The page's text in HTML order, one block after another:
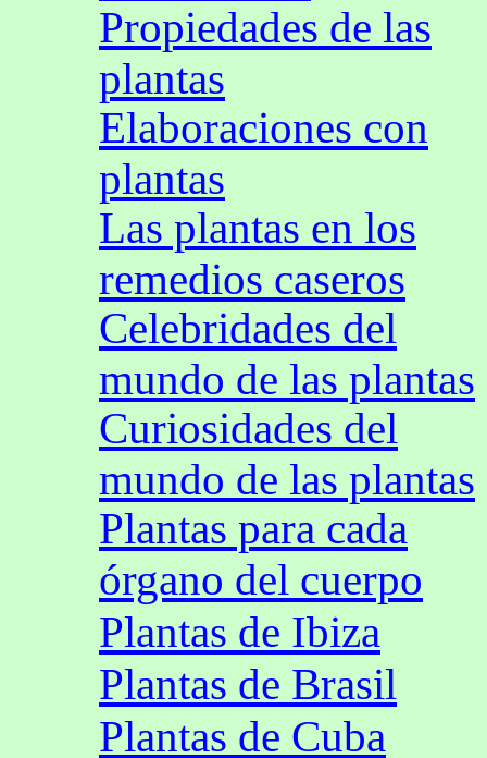
Propiedades de las
plantas
Elaboraciones con
plantas
Las plantas en los
remedios caseros
Celebridades del
mundo de las plantas
Curiosidades del
mundo de las plantas
Plantas para cada
órgano del cuerpo
Plantas de Ibiza
Plantas de Brasil
Plantas de Cuba